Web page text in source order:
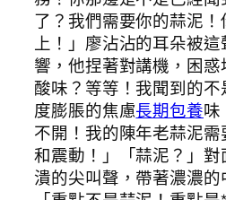
了？我們需要你的蒜泥
上！」廖沾沾的耳朵被
響，他捏著對講機，困惑
酸味？等等！我聞到的
度膨脹的焦慮長期包養味
不開！我的陳年老蒜泥
和震動！」「蒜泥？」
潰的尖叫聲，帶著濃濃的